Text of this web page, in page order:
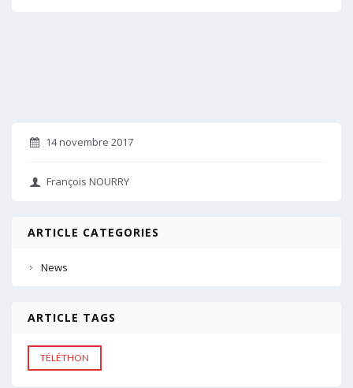
14 novembre 2017
François NOURRY
ARTICLE CATEGORIES
News
ARTICLE TAGS
TÉLÉTHON